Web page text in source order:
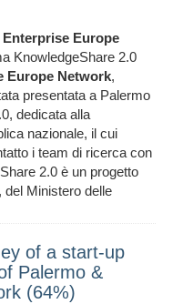
Enterprise Europe
KnowledgeShare 2.0
Europe Network,
presentata a Palermo
dedicata alla
nazionale, il cui
i team di ricerca con
2.0 è un progetto
del Ministero delle
of a start-up
Palermo &
(64%)